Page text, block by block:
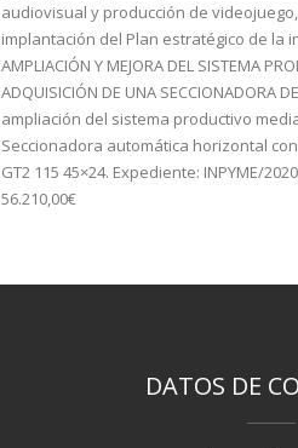
audiovisual y producción de
implantación del Plan estratégico de la
AMPLIACIÓN Y MEJORA DEL SISTEMA
ADQUISICIÓN DE UNA SECCIONADORA
ampliación del sistema productivo
Seccionadora automática horizontal
GT2 115 45×24. Expediente: INPYME/
56.210,00€
DATOS DE